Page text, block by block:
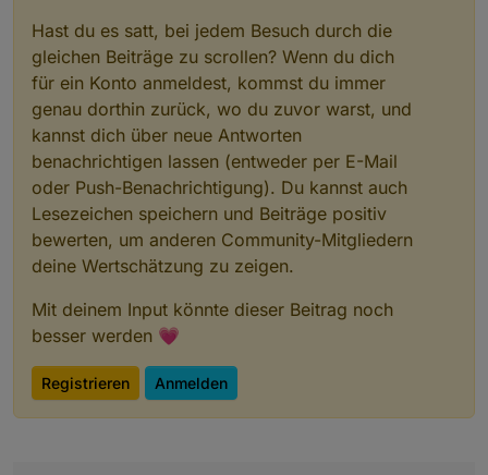
Hast du es satt, bei jedem Besuch durch die
gleichen Beiträge zu scrollen? Wenn du dich
für ein Konto anmeldest, kommst du immer
genau dorthin zurück, wo du zuvor warst, und
kannst dich über neue Antworten
benachrichtigen lassen (entweder per E-Mail
oder Push-Benachrichtigung). Du kannst auch
Lesezeichen speichern und Beiträge positiv
bewerten, um anderen Community-Mitgliedern
deine Wertschätzung zu zeigen.
Mit deinem Input könnte dieser Beitrag noch
besser werden 💗
Registrieren Anmelden